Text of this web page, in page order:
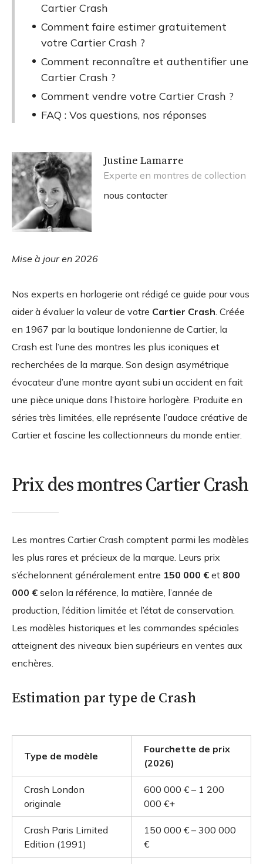
Cartier Crash
Comment faire estimer gratuitement
votre Cartier Crash ?
Comment reconnaître et authentifier une
Cartier Crash ?
Comment vendre votre Cartier Crash ?
FAQ : Vos questions, nos réponses
Justine Lamarre
Experte en montres de collection
nous contacter
Mise à jour en 2026
Nos experts en horlogerie ont rédigé ce guide pour vous
aider à évaluer la valeur de votre Cartier Crash. Créée
en 1967 par la boutique londonienne de Cartier, la
Crash est l’une des montres les plus iconiques et
recherchées de la marque. Son design asymétrique
évocateur d’une montre ayant subi un accident en fait
une pièce unique dans l’histoire horlogère. Produite en
séries très limitées, elle représente l’audace créative de
Cartier et fascine les collectionneurs du monde entier.
Prix des montres Cartier Crash
Les montres Cartier Crash comptent parmi les modèles
les plus rares et précieux de la marque. Leurs prix
s’échelonnent généralement entre 150 000 € et 800
000 € selon la référence, la matière, l’année de
production, l’édition limitée et l’état de conservation.
Les modèles historiques et les commandes spéciales
atteignent des niveaux bien supérieurs en ventes aux
enchères.
Estimation par type de Crash
Type de modèle
Fourchette de prix
(2026)
Crash London
originale
600 000 € – 1 200
000 €+
Crash Paris Limited
Edition (1991)
150 000 € – 300 000
€